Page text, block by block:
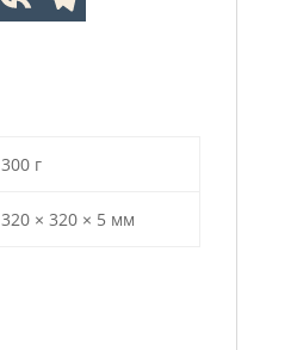
300 г
320 × 320 × 5 мм